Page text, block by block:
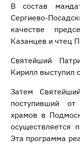
В состав
Сергиево-
качестве
Казанцев и чтец
Святейший
Кирилл выступил
Затем
поступивший от
храмов в
осуществляется
Эта программа